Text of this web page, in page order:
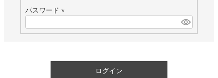
)
パスワード
必
ログイン